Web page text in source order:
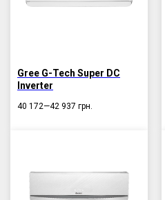
Gree G-Tech Super DC
Inverter
40 172—42 937 грн.